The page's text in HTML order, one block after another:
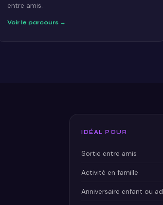
entre amis.
Voir le parcours →
IDÉAL POUR
Sortie entre amis
Activité en famille
Anniversaire enfant ou